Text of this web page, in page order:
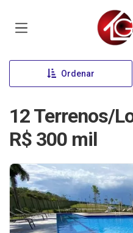
Ordenar
12 Terrenos/
R$ 300 mil